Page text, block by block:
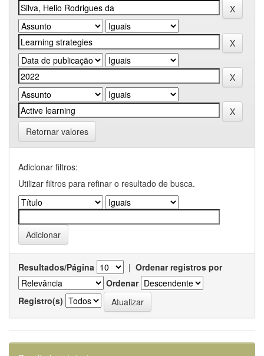
Retornar valores
Adicionar filtros:
Utilizar filtros para refinar o resultado de busca.
Resultados/Página | Ordenar registros por
Ordenar
Registro(s)